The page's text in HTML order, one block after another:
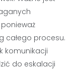
całego procesu.
komunikacji
do eskalacji